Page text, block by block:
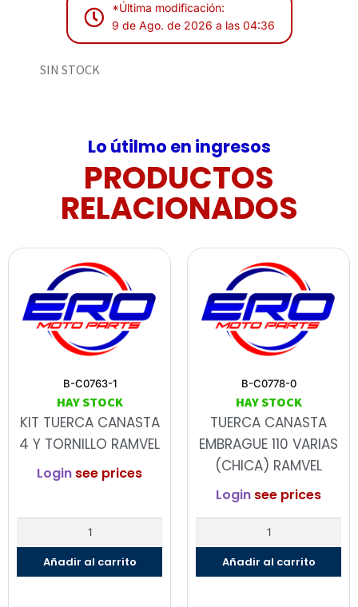
*Última modificación:
9 de Ago. de 2026 a las 04:36
SIN STOCK
Lo útilmo en ingresos
PRODUCTOS
RELACIONADOS
B-C0763-1
HAY STOCK
KIT TUERCA CANASTA
4 Y TORNILLO RAMVEL
Login see prices
Añadir al carrito
B-C0778-0
HAY STOCK
TUERCA CANASTA
EMBRAGUE 110 VARIAS
(CHICA) RAMVEL
Login see prices
Añadir al carrito